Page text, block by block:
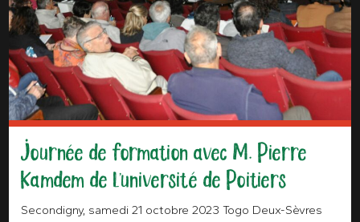
Journée de formation avec M. Pierre
Kamdem de l'université de Poitiers
Secondigny, samedi 21 octobre 2023 Togo Deux-Sèvres